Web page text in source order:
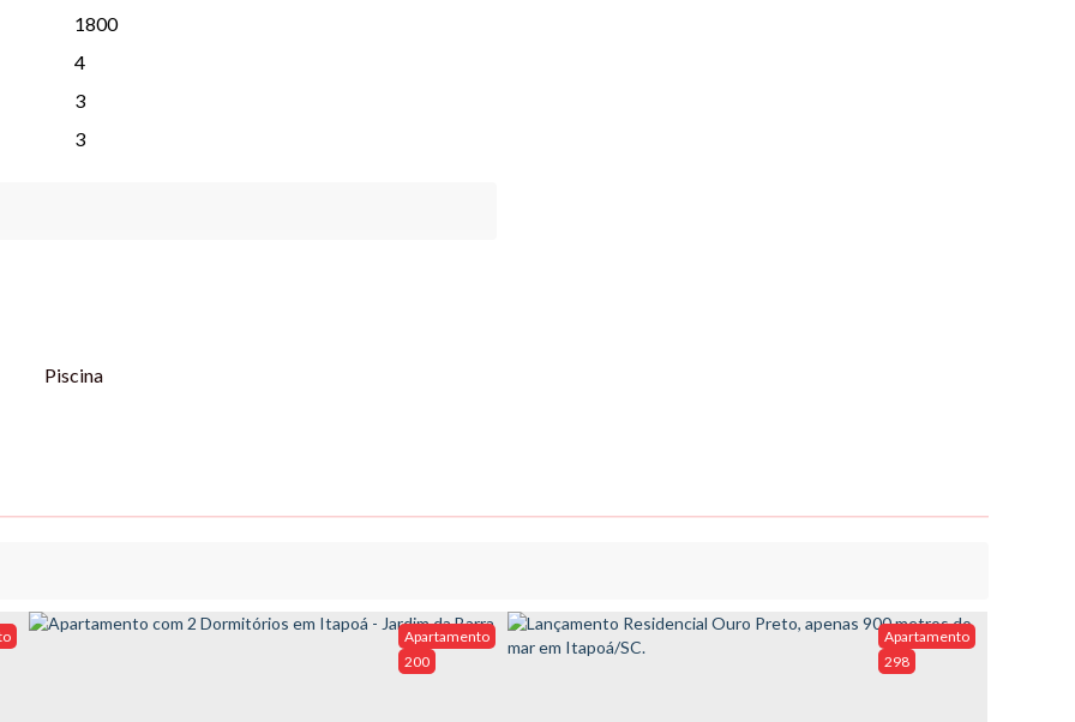
da construtora.
1800
4
3
3
Piscina
200
Apartamento
298
Apartamento